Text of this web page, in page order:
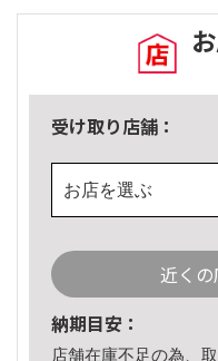
受け取り店舗：
お店を選ぶ
近く
納期目安：
店舗在庫不足の為、